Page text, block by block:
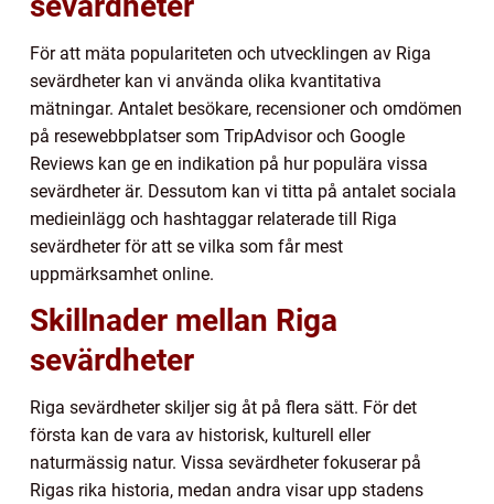
För att mäta populariteten och utvecklingen av Riga
sevärdheter kan vi använda olika kvantitativa
mätningar. Antalet besökare, recensioner och omdömen
på resewebbplatser som TripAdvisor och Google
Reviews kan ge en indikation på hur populära vissa
sevärdheter är. Dessutom kan vi titta på antalet sociala
medieinlägg och hashtaggar relaterade till Riga
sevärdheter för att se vilka som får mest
uppmärksamhet online.
Skillnader mellan Riga
sevärdheter
Riga sevärdheter skiljer sig åt på flera sätt. För det
första kan de vara av historisk, kulturell eller
naturmässig natur. Vissa sevärdheter fokuserar på
Rigas rika historia, medan andra visar upp stadens